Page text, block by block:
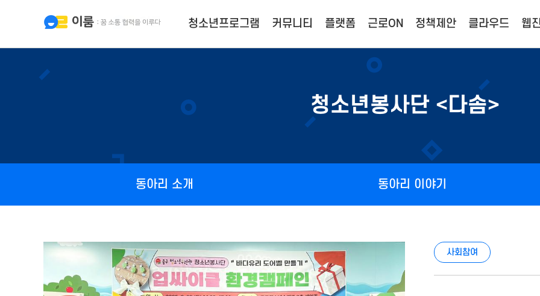
청소년프로그램 커뮤니티 플랫폼 근로ON 정책제안 클라우드 웹
청소년봉사단 <다솜>
동아리 소개 동아리 이야기
사회참여